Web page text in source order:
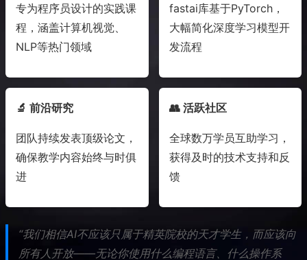
专为程序员设计的实践课
程，涵盖计算机视觉、
NLP等热门领域
fastai库基于PyTorch，
大幅简化深度学习模型开
发流程
🔬 前沿研究
团队持续发表顶级论文，
确保教学内容始终与时俱
进
👥 活跃社区
全球数万学员互助学习，
获得及时的技术支持和反
馈
“我们相信AI不应该只属于精英院校的天才学生，而应该向
所有人开放——无论你使用什么编程语言、什么操作系